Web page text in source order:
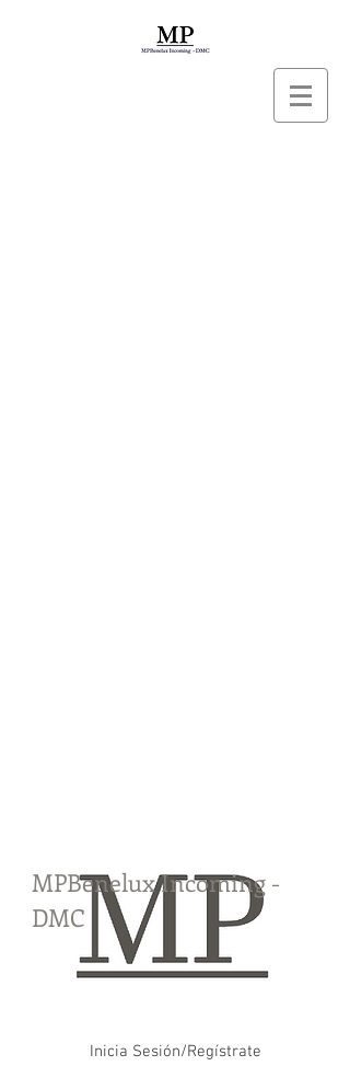
MPBenelux Incoming -
DMC
Inicia Sesión/Regístrate